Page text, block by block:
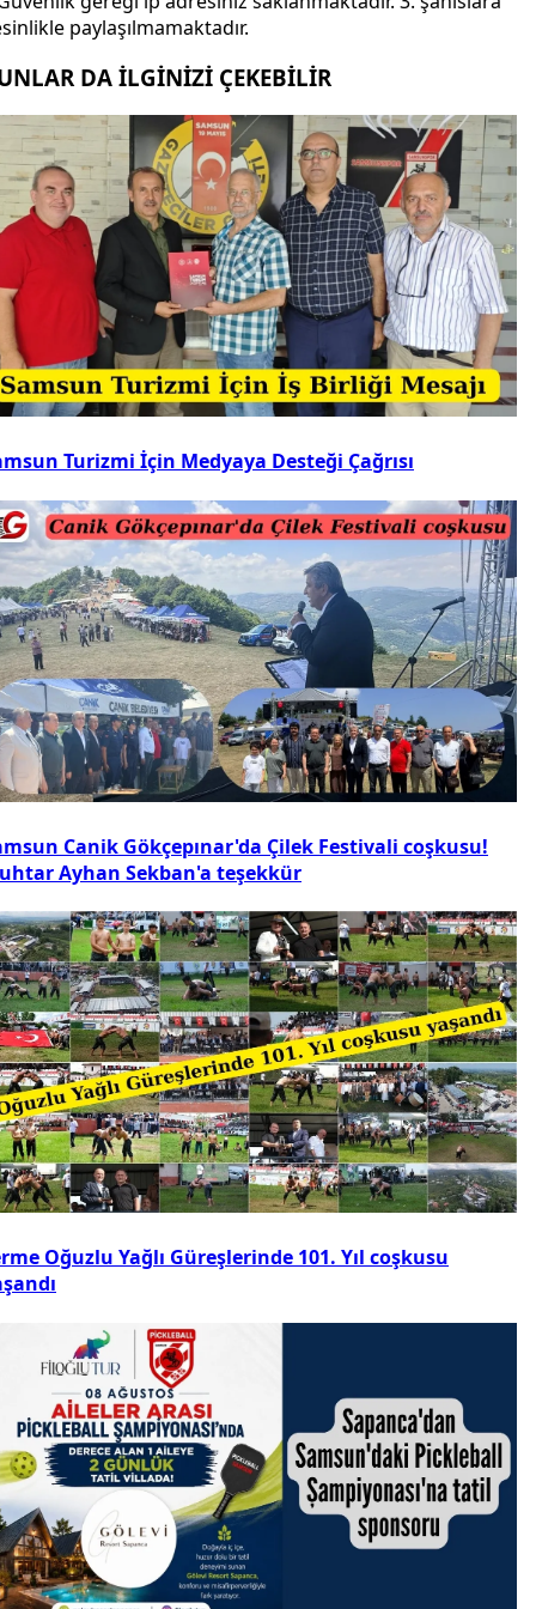
paylaşılmamaktadır.
DA İLGİNİZİ ÇEKEBİLİR
Turizmi İçin Medyaya Desteği Çağrısı
Canik Gökçepınar'da Çilek Festivali coşkusu!
Ayhan Sekban'a teşekkür
Oğuzlu Yağlı Güreşlerinde 101. Yıl coşkusu